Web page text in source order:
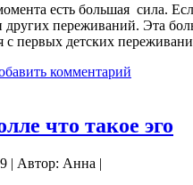
есть большая сила.
других переживаний. Эта
с первых детских
комментарий
что такое эго
| Автор: Анна |